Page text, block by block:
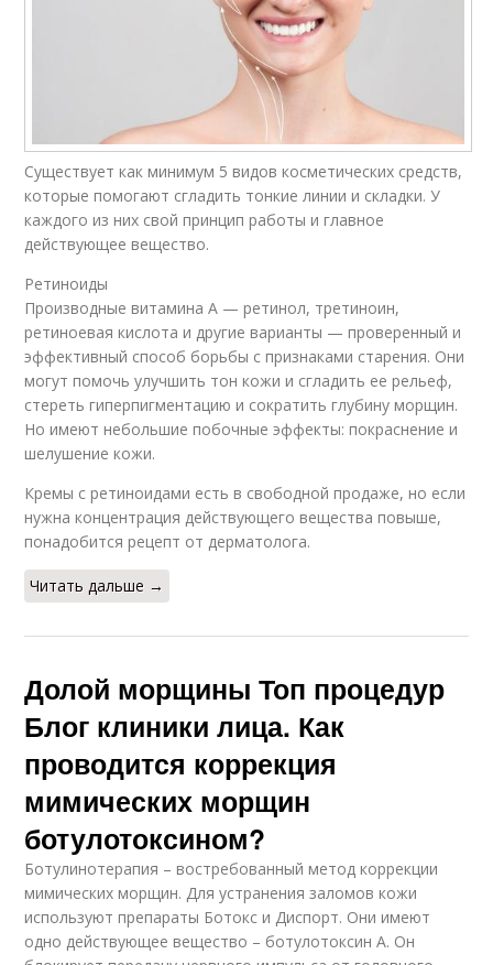
Существует как минимум 5 видов косметических средств,
которые помогают сгладить тонкие линии и складки. У
каждого из них свой принцип работы и главное
действующее вещество.
Ретиноиды
Производные витамина А — ретинол, третиноин,
ретиноевая кислота и другие варианты — проверенный и
эффективный способ борьбы с признаками старения. Они
могут помочь улучшить тон кожи и сгладить ее рельеф,
стереть гиперпигментацию и сократить глубину морщин.
Но имеют небольшие побочные эффекты: покраснение и
шелушение кожи.
Кремы с ретиноидами есть в свободной продаже, но если
нужна концентрация действующего вещества повыше,
понадобится рецепт от дерматолога.
Читать дальше →
Долой морщины Топ процедур
Блог клиники лица. Как
проводится коррекция
мимических морщин
ботулотоксином?
Ботулинотерапия – востребованный метод коррекции
мимических морщин. Для устранения заломов кожи
используют препараты Ботокс и Диспорт. Они имеют
одно действующее вещество – ботулотоксин А. Он